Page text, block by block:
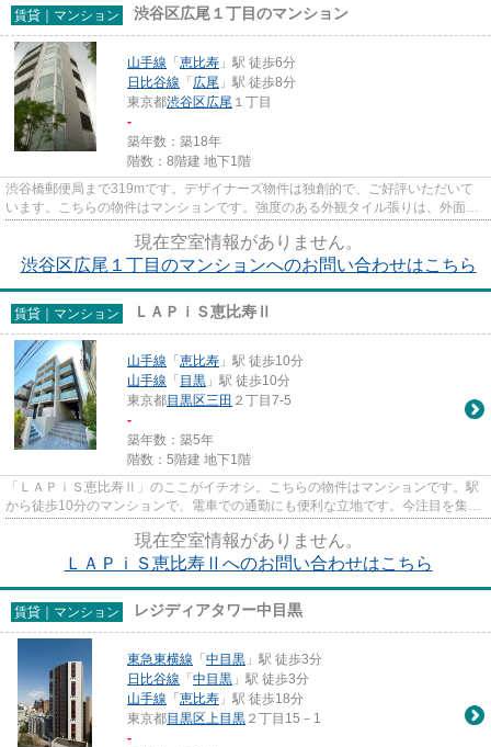
賃貸｜マンション 渋谷区広尾１丁目のマンション
山手線 「 恵比寿 」駅 徒歩6分
日比谷線 「 広尾 」駅 徒歩8分
東京都渋谷区広尾 １丁目
-
築年数：築18年
階数：8階建 地下1階
渋谷橋郵便局まで319mです。デザイナーズ物件は独創的で、ご好評いただいて
います。こちらの物件はマンションです。強度のある外観タイル張りは、外面の
現在空室情報がありません。
渋谷区広尾１丁目のマンションへのお問い合わせはこちら
賃貸｜マンション ＬＡＰｉＳ恵比寿Ⅱ
山手線 「 恵比寿 」駅 徒歩10分
山手線 「 目黒 」駅 徒歩10分
東京都目黒区三田 ２丁目7-5
-
築年数：築5年
階数：5階建 地下1階
「ＬＡＰｉＳ恵比寿Ⅱ」のここがイチオシ。こちらの物件はマンションです。駅
から徒歩10分のマンションで、電車での通勤にも便利な立地です。今注目を集め
現在空室情報がありません。
ＬＡＰｉＳ恵比寿Ⅱへのお問い合わせはこちら
賃貸｜マンション レジディアタワー中目黒
東急東横線 「 中目黒 」駅 徒歩3分
日比谷線 「 中目黒 」駅 徒歩3分
山手線 「 恵比寿 」駅 徒歩18分
東京都目黒区上目黒 ２丁目15－1
-